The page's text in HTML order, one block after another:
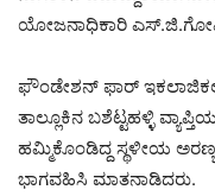
ಯೋಜನಾಧಿಕಾರಿ
ಫೌಂಡೇಶನ್ ಫಾರ್
ತಾಲ್ಲೂಕಿನ ಬಶೆಟ್ಟಹಳ್ಳಿ
ಹಮ್ಮಿಕೊಂಡಿದ್ದ ಸ್ಥಳೀಯ
ಭಾಗವಹಿಸಿ ಮಾತನಾಡಿದರು.